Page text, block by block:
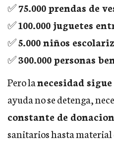
✅75.000 prendas de
✅100.000 juguetes
✅5.000 niños
✅300.000 personas
Pero lanecesidad
ayuda no se detenga,
constante de
sanitarios hasta material